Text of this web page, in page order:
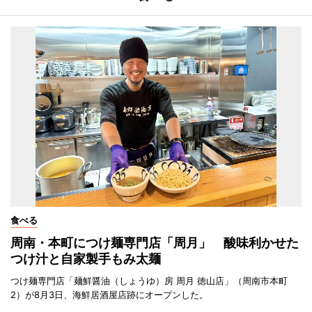
食べる
周南・本町につけ麺専門店「周月」 酸味利かせた
つけ汁と自家製手もみ太麺
つけ麺専門店「麺鮮醤油（しょうゆ）房 周月 徳山店」（周南市本町
2）が8月3日、海鮮居酒屋店跡にオープンした。